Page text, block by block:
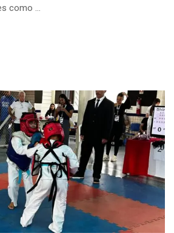
como …